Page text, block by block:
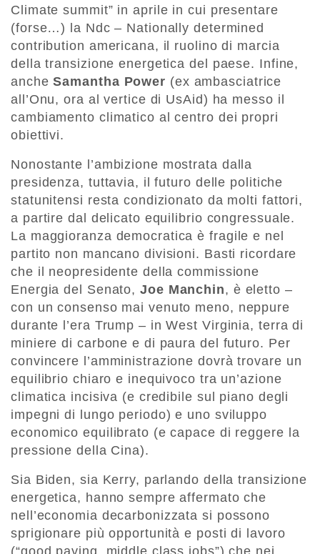
Climate summit” in aprile in cui presentare
(forse…) la Ndc – Nationally determined
contribution americana, il ruolino di marcia
della transizione energetica del paese. Infine,
ancheSamantha Power (ex ambasciatrice
all’Onu, ora al vertice di UsAid) ha messo il
cambiamento climatico al centro dei propri
obiettivi.
Nonostante l’ambizione mostrata dalla
presidenza, tuttavia, il futuro delle politiche
statunitensi resta condizionato da molti fattori,
a partire dal delicato equilibrio congressuale.
La maggioranza democratica è fragile e nel
partito non mancano divisioni. Basti ricordare
che il neopresidente della commissione
Energia del Senato, Joe Manchin, è eletto –
con un consenso mai venuto meno, neppure
durante l’era Trump – in West Virginia, terra di
miniere di carbone e di paura del futuro. Per
convincere l’amministrazione dovrà trovare un
equilibrio chiaro e inequivoco tra un’azione
climatica incisiva (e credibile sul piano degli
impegni di lungo periodo) e uno sviluppo
economico equilibrato (e capace di reggere la
pressione della Cina).
Sia Biden, sia Kerry, parlando della transizione
energetica, hanno sempre affermato che
nell’economia decarbonizzata si possono
sprigionare più opportunità e posti di lavoro
(“good paying, middle class jobs”) che nei